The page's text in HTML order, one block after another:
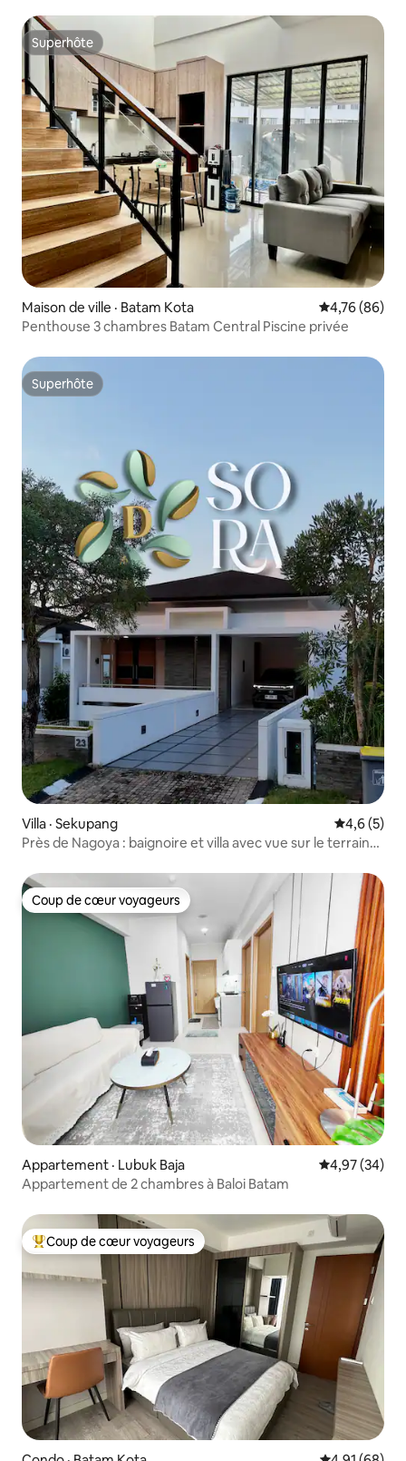
Superhôte
Superhôte
Maison de ville · Batam Kota Note
4,76 (86)
Penthouse 3 chambres Batam Central Piscine privée
Superhôte
Superhôte
Villa · Sekupang Note
4,6 (5)
Près de Nagoya : baignoire et villa avec vue sur le terrain
Coup de cœur voyageurs
Coup de cœur voyageurs
Appartement · Lubuk Baja Note
4,97 (34)
Appartement de 2 chambres à Baloi Batam
Coup de cœur voyageurs parmi les plus aimés
Coup de cœur voyageurs